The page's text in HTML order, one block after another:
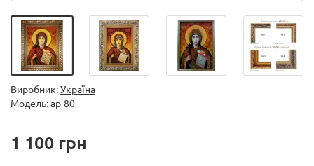
Виробник:Україна
Модель:ар-80
1 100 грн